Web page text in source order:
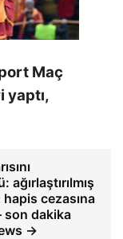
Maç
yaptı,
cezasına
son dakika
→